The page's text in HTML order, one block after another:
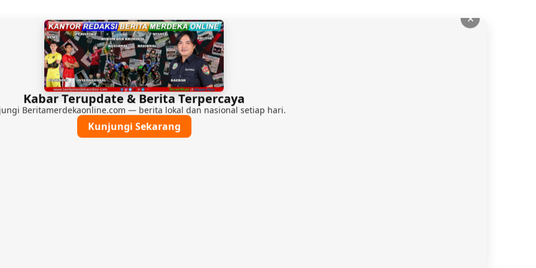
✕
Kabar Terupdate & Berita Terpercaya
Beritamerdekaonline.com — berita lokal dan nasional setiap hari.
Kunjungi Sekarang